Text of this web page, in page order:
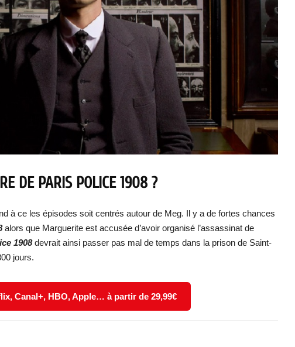
DE PARIS POLICE 1908 ?
à ce les épisodes soit centrés autour de Meg. Il y a de fortes chances
alors que Marguerite est accusée d’avoir organisé l’assassinat de
1908devrait ainsi passer pas mal de temps dans la prison de Saint-
jours.
Canal+, HBO, Apple… à partir de 29,99€